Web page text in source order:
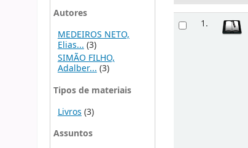
Autores
MEDEIROS NETO,
Elias... (3)
SIMÃO FILHO,
Adalber...(3)
Tipos de materiais
Livros (3)
Assuntos
1.